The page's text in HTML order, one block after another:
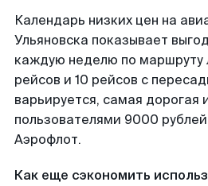
Календарь низких цен на
Ульяновска показывает
каждую неделю по маршруту
рейсов и 10 рейсов с
варьируется, самая дорогая
пользователями 9000
Аэрофлот.
Как еще сэкономить